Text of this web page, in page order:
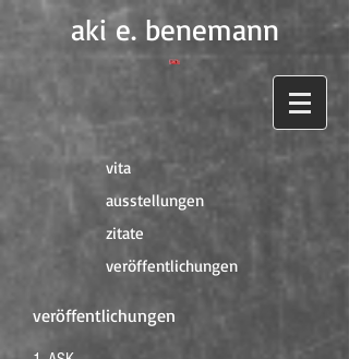
aki e. benemann
vita
ausstellungen
zitate
veröffentlichungen
veröffentlichungen